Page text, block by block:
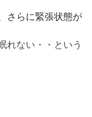
さらに緊張状態が
れない・・という